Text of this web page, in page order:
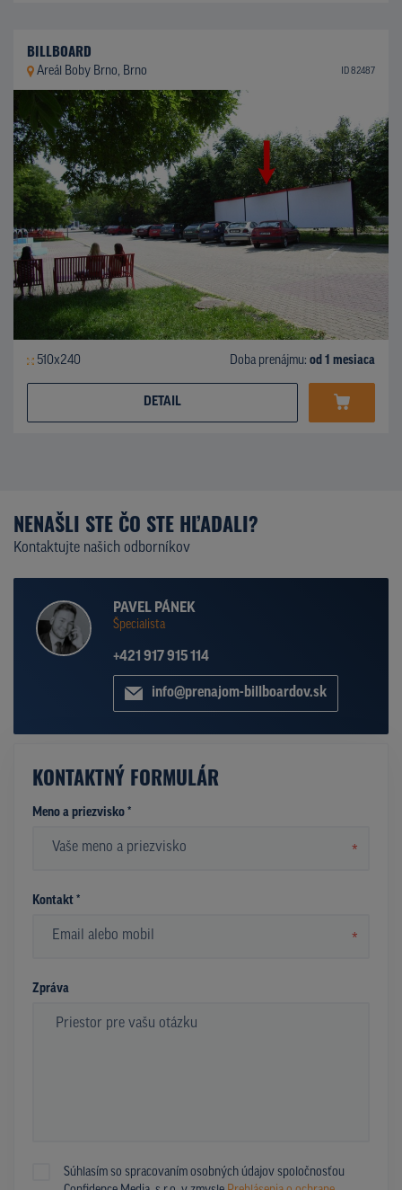
BILLBOARD
Areál Boby Brno, Brno ID 82487
510x240 Doba prenájmu: od 1 mesiaca
DETAIL
NENAŠLI STE ČO STE HĽADALI?
Kontaktujte našich odborníkov
PAVEL PÁNEK
Špecialista
+421 917 915 114
info@prenajom-billboardov.sk
KONTAKTNÝ FORMULÁR
Meno a priezvisko *
*
Kontakt *
*
Zpráva
Súhlasím so spracovaním osobných údajov spoločnosťou